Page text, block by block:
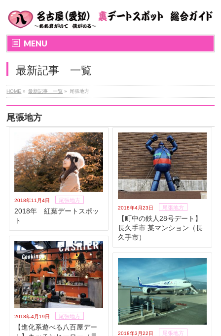
MENU
最新記事 一覧
HOME » 最新記事 一覧 » 尾張地方
尾張地方
2018年11月4日 尾張地方
2018年 紅葉デートスポッ
ト
2018年4月23日 尾張地方
【町中の鉄人28号デート】
長久手市 某マンション（長
久手市）
2018年4月19日 尾張地方
【進化系遊べる八百屋デー
2018年3月22日 尾張地方